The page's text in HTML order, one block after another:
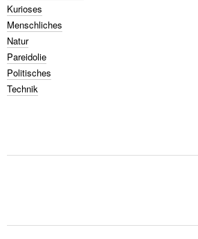
Kurioses
Menschliches
Natur
Pareidolie
Politisches
Technik